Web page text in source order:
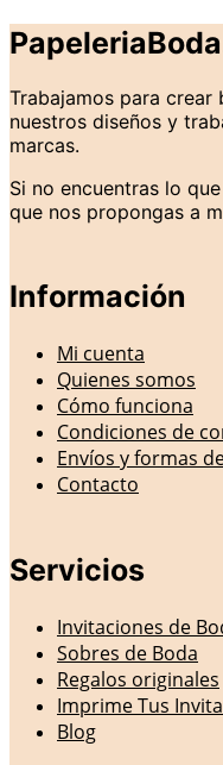
Trabajamos para crear
nuestros diseños y
marcas.
Si no encuentras lo
que nos propongas a
Información
Mi cuenta
Quienes somos
Cómo funciona
Condiciones de
Envíos y formas
Contacto
Servicios
Invitaciones de
Sobres de Boda
Regalos originales
Imprime Tus
Blog